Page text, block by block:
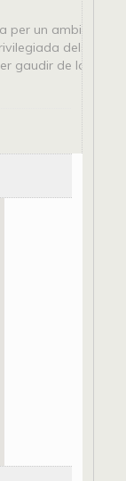
per un ambient
dels
gaudir de la